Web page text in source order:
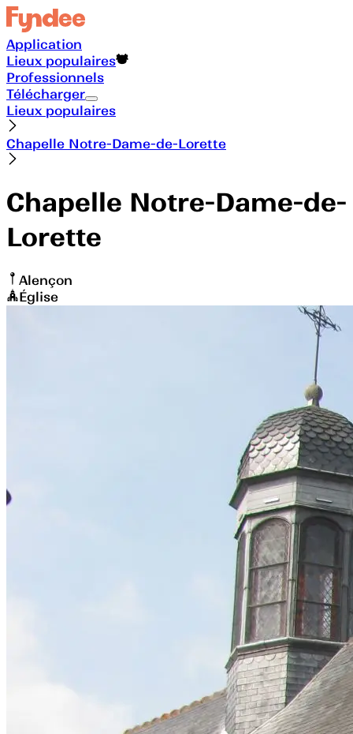
Application
Lieux populaires
Professionnels
Télécharger
Lieux populaires
Chapelle Notre-Dame-de-Lorette
Chapelle Notre-Dame-de-
Lorette
Alençon
Église